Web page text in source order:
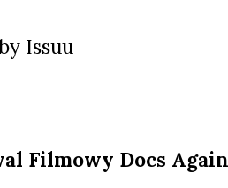
Issuu
Filmowy Docs